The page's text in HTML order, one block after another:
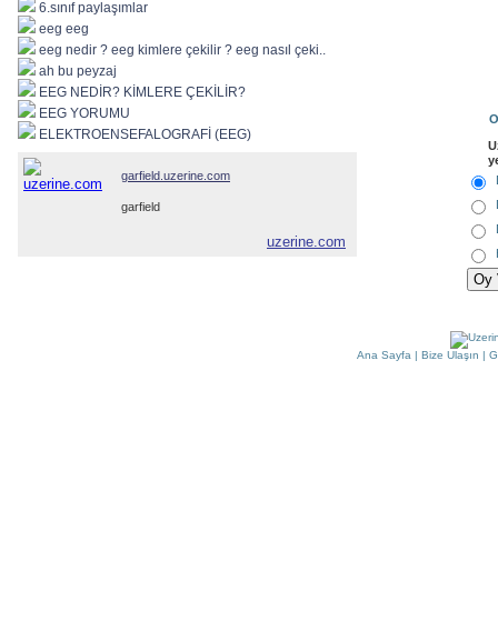
6.sınıf paylaşımlar
eeg eeg
eeg nedir ? eeg kimlere çekilir ? eeg nasıl çeki..
ah bu peyzaj
EEG NEDİR? KİMLERE ÇEKİLİR?
EEG YORUMU
ELEKTROENSEFALOGRAFİ (EEG)
garfield.uzerine.com
garfield
uzerine.com
Ana Sayfa | Bize Ulaşın |